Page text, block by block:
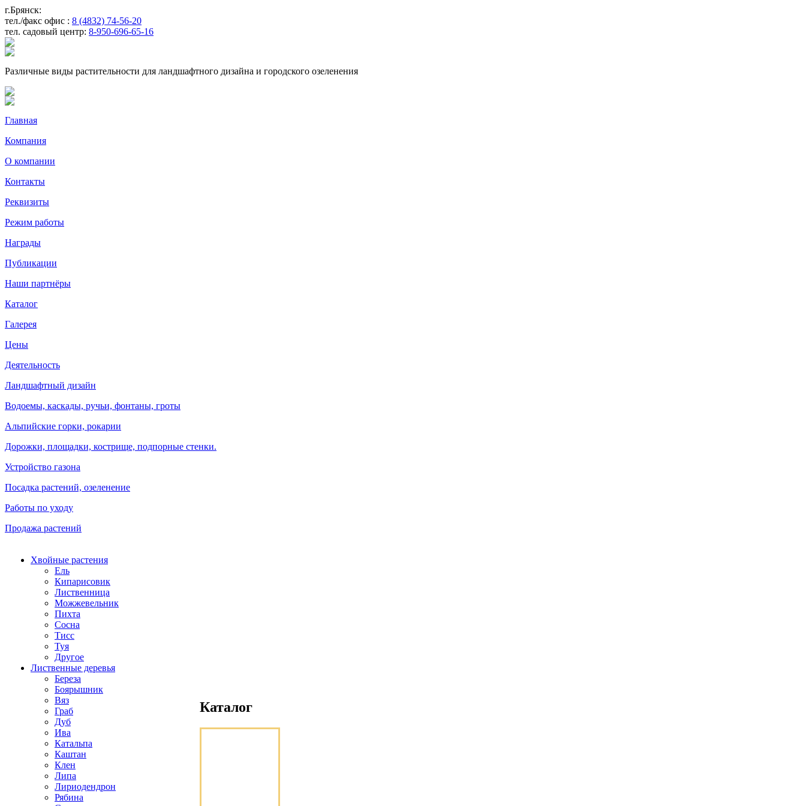
г.Брянск:
тел./факс офис : 8 (4832) 74-56-20
тел. садовый центр: 8-950-696-65-16
Различные виды растительности для ландшафтного дизайна и городского озеленения
Главная
Компания
О компании
Контакты
Реквизиты
Режим работы
Награды
Публикации
Наши партнёры
Каталог
Галерея
Цены
Деятельность
Ландшафтный дизайн
Водоемы, каскады, ручьи, фонтаны, гроты
Альпийские горки, рокарии
Дорожки, площадки, кострище, подпорные стенки.
Устройство газона
Посадка растений, озеленение
Работы по уходу
Продажа растений
Хвойные растения
Ель
Кипарисовик
Лиственница
Можжевельник
Пихта
Сосна
Тисс
Туя
Другое
Лиственные деревья
Береза
Боярышник
Вяз
Граб
Дуб
Ива
Катальпа
Каштан
Клен
Липа
Лириодендрон
Рябина
Каталог